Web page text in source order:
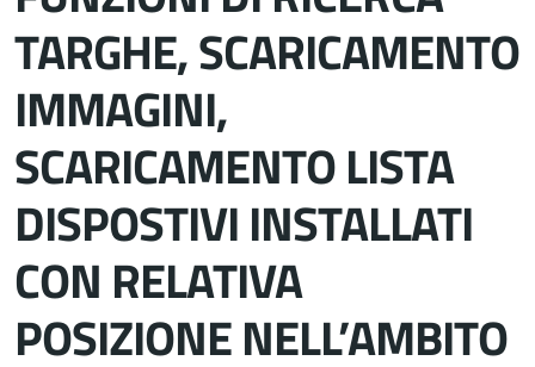
TARGHE, SCARICAMENTO
IMMAGINI,
SCARICAMENTO LISTA
DISPOSTIVI INSTALLATI
CON RELATIVA
POSIZIONE NELL’AMBITO